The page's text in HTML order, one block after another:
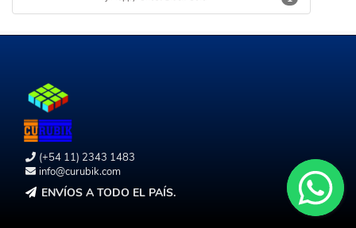
(+54 11) 2343 1483
info@curubik.com
ENVÍOS A TODO EL PAÍS.